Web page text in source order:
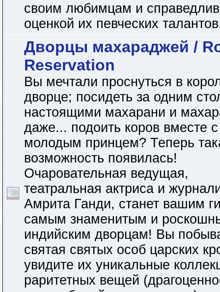
своим любимцам и
оценкой их певческих
Дворцы махараджей /
Reservation
Вы мечтали проснуться в
дворце; посидеть за одним
настоящими махарани и
даже... подоить коров вместе с
молодым принцем? Теперь
возможность появилась!
Очаровательная ведущая,
театральная актриса и
Амрита Ганди, станет вашим
самым знаменитым и
индийским дворцам! Вы
святая святых особ царских
увидите их уникальные
раритетных вещей